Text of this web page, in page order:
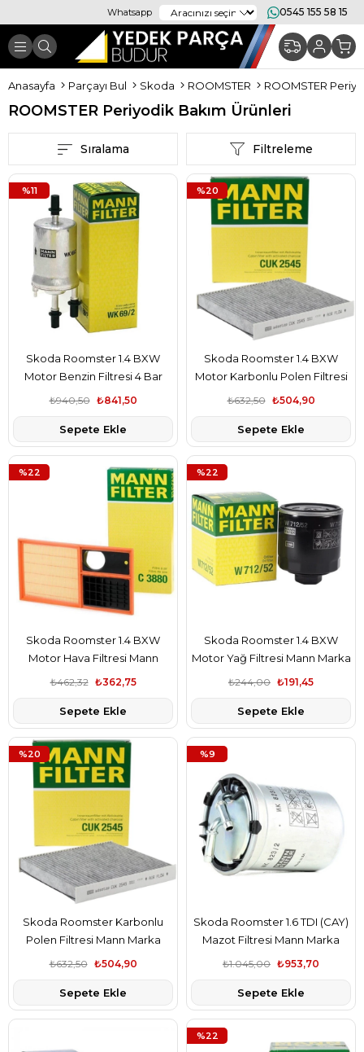
Whatsapp 0545 155 58 15
Anasayfa Parçayı Bul Skoda ROOMSTER ROOMSTER
ROOMSTER Periyodik Bakım Ürünleri
Filtreleme
Sıralama
Skoda Roomster 1.4 BXW
Motor Benzin Filtresi 4 Bar
Mann Marka 6Q0201051A
₺841,50
₺940,50
Sepete Ekle
%11
Skoda Roomster 1.4 BXW
Motor Karbonlu Polen Filtresi
Mann Marka 4638300018
₺504,90
₺632,50
Sepete Ekle
%20
Skoda Roomster 1.4 BXW
Motor Hava Filtresi Mann
Marka 036129620H
₺362,75
₺462,32
Sepete Ekle
%22
Skoda Roomster 1.4 BXW
Motor Yağ Filtresi Mann Marka
030115561AA
₺191,45
₺244,00
Sepete Ekle
%22
Skoda Roomster Karbonlu
Polen Filtresi Mann Marka
4638300018
₺504,90
₺632,50
Sepete Ekle
%20
Skoda Roomster 1.6 TDI (CAY)
Mazot Filtresi Mann Marka
6Q0127400F
₺953,70
₺1.045,00
Sepete Ekle
%9
%22